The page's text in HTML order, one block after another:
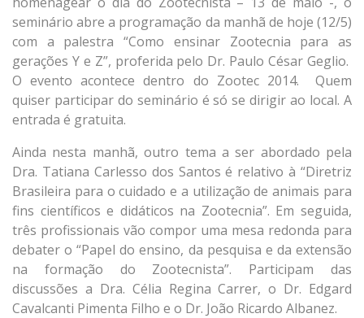
seminário abre a programação da manhã de hoje (12/5)
com a palestra “Como ensinar Zootecnia para as
gerações Y e Z”, proferida pelo Dr. Paulo César Geglio.
O evento acontece dentro do Zootec 2014. Quem
quiser participar do seminário é só se dirigir ao local. A
entrada é gratuita.
Ainda nesta manhã, outro tema a ser abordado pela
Dra. Tatiana Carlesso dos Santos é relativo à “Diretriz
Brasileira para o cuidado e a utilização de animais para
fins científicos e didáticos na Zootecnia”. Em seguida,
três profissionais vão compor uma mesa redonda para
debater o “Papel do ensino, da pesquisa e da extensão
na formação do Zootecnista”. Participam das
discussões a Dra. Célia Regina Carrer, o Dr. Edgard
Cavalcanti Pimenta Filho e o Dr. João Ricardo Albanez.